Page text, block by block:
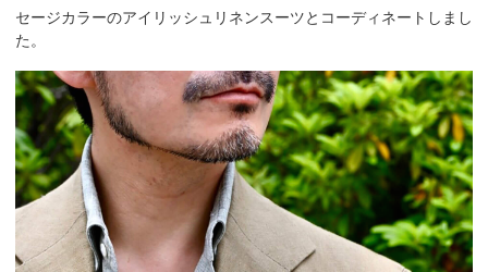
セージカラーのアイリッシュリネンスーツとコーディネートしまし
た。